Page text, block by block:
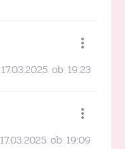
17.03.2025 ob 19:23
17.03.2025 ob 19:09